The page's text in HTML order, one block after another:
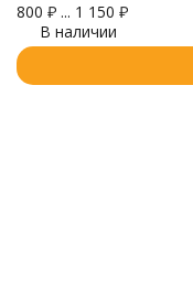
800 ₽ ... 1 150 ₽
В наличии